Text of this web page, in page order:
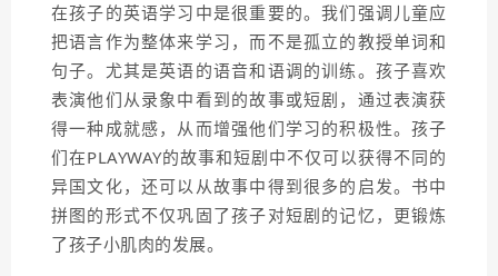
在孩子的英语学习中是很重要的。我们强调儿童应
把语言作为整体来学习，而不是孤立的教授单词和
句子。尤其是英语的语音和语调的训练。孩子喜欢
表演他们从录象中看到的故事或短剧，通过表演获
得一种成就感，从而增强他们学习的积极性。孩子
们在PLAYWAY的故事和短剧中不仅可以获得不同的
异国文化，还可以从故事中得到很多的启发。书中
拼图的形式不仅巩固了孩子对短剧的记忆，更锻炼
了孩子小肌肉的发展。